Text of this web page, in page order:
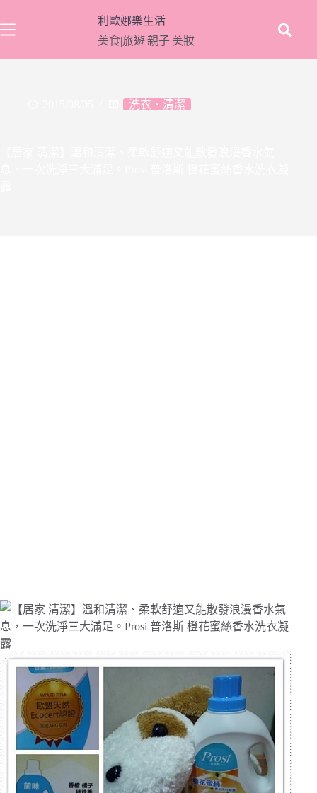
至
要
利歐娜樂生活
美食|旅遊|親子|美妝
洗衣、清潔